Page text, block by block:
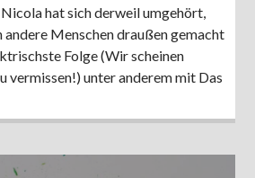
hat sich derweil umgehört,
andere Menschen draußen gemacht
Folge (Wir scheinen
vermissen!) unter anderem mit Das